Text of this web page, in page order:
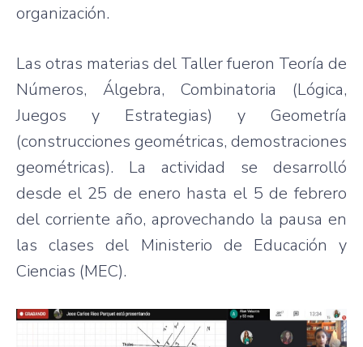
organización.
Las otras materias del Taller fueron Teoría de
Números, Álgebra, Combinatoria (Lógica,
Juegos y Estrategias) y Geometría
(construcciones geométricas, demostraciones
geométricas). La actividad se desarrolló
desde el 25 de enero hasta el 5 de febrero
del corriente año, aprovechando la pausa en
las clases del Ministerio de Educación y
Ciencias (MEC).